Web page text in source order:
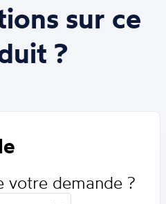
configurablessur ce
?
votre demande ?